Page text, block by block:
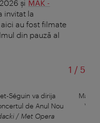
și MAK -
invitat la
aici au fost filmate
din pauză al
1 /din
5
Séguin va dirija
de Anul Nou
/ Met Opera